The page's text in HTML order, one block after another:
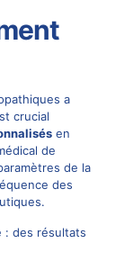
a
crucial
en
de
de la
des
: des résultats